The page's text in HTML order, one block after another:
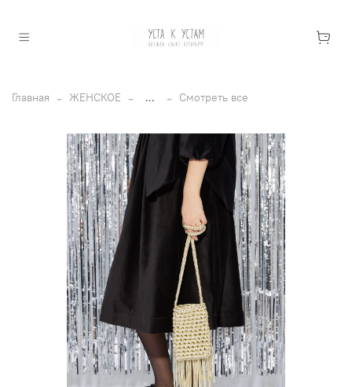
Главная ЖЕНСКОЕ ... Смотреть все